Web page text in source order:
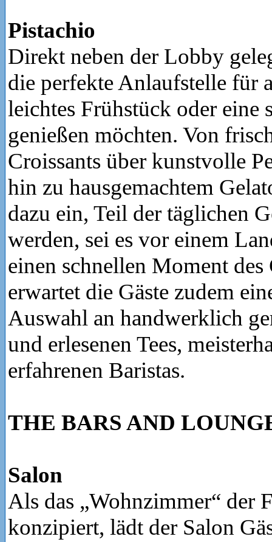
Pistachio
Direkt neben der Lobby
die perfekte Anlaufstelle für
leichtes Frühstück oder eine
genießen möchten. Von
Croissants über kunstvolle
hin zu hausgemachtem
dazu ein, Teil der täglichen
werden, sei es vor einem
einen schnellen Moment des
erwartet die Gäste zudem
Auswahl an handwerklich
und erlesenen Tees,
erfahrenen Baristas.
THE BARS AND
Salon
Als das „Wohnzimmer“ der
konzipiert, lädt der Salon